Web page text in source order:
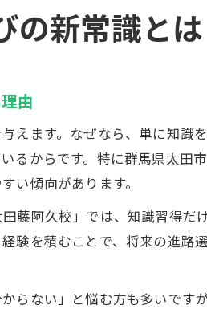
非認知力育成に強い塾の特徴
塾で伸ばす非認知能力と
群馬県太田市で非認知
ECCベストワンPocketの
教育方針重視で塾を探すポイ
塾選びで教育方針を最
家庭の方針と塾の教育
群馬県太田市で教育方
の新常識とは
由
えます。なぜなら、単に知
るからです。特に群馬県太
い傾向があります。
田藤阿久校」では、知識習得
験を積むことで、将来の進
らない」と悩む方も多いで